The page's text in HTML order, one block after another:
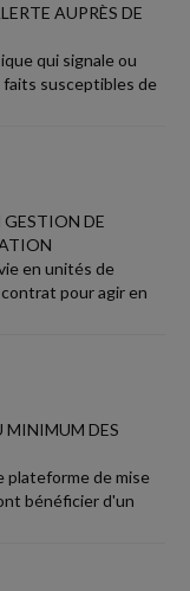
AUPRÈS DE
qui signale ou
susceptibles de
GESTION DE
en unités de
pour agir en
MINIMUM DES
plateforme de mise
bénéficier d'un